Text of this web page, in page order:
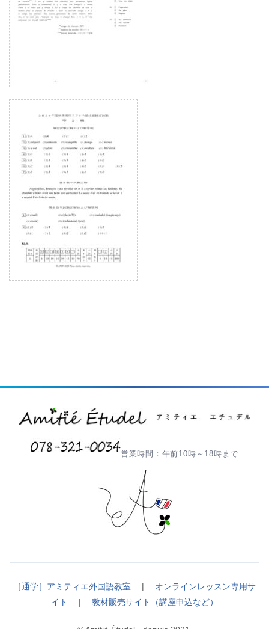
営業時間：午前10時～18時まで
［通学］アミティエ外国語教室 | オンラインレッスン専用サ
イト
| 教材販売サイト（講座申込など）